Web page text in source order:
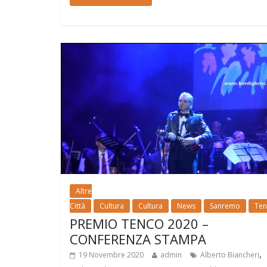
Altre
Città
Cultura Cultura News Sanremo
PREMIO TENCO 2020 –
CONFERENZA STAMPA
19 Novembre 2020 admin Alberto Biancheri,